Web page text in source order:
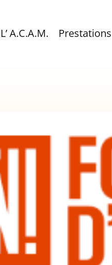
L’ A.C.A.M. Prestations